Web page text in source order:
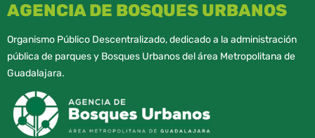
AGENCIA DE BOSQUES URBANOS
Organismo Público Descentralizado, dedicado a la administración
pública de parques y Bosques Urbanos del área Metropolitana de
Guadalajara.